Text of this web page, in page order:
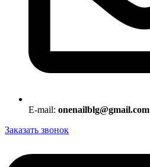
E-mail: onenailblg@gmail.com
Заказать звонок